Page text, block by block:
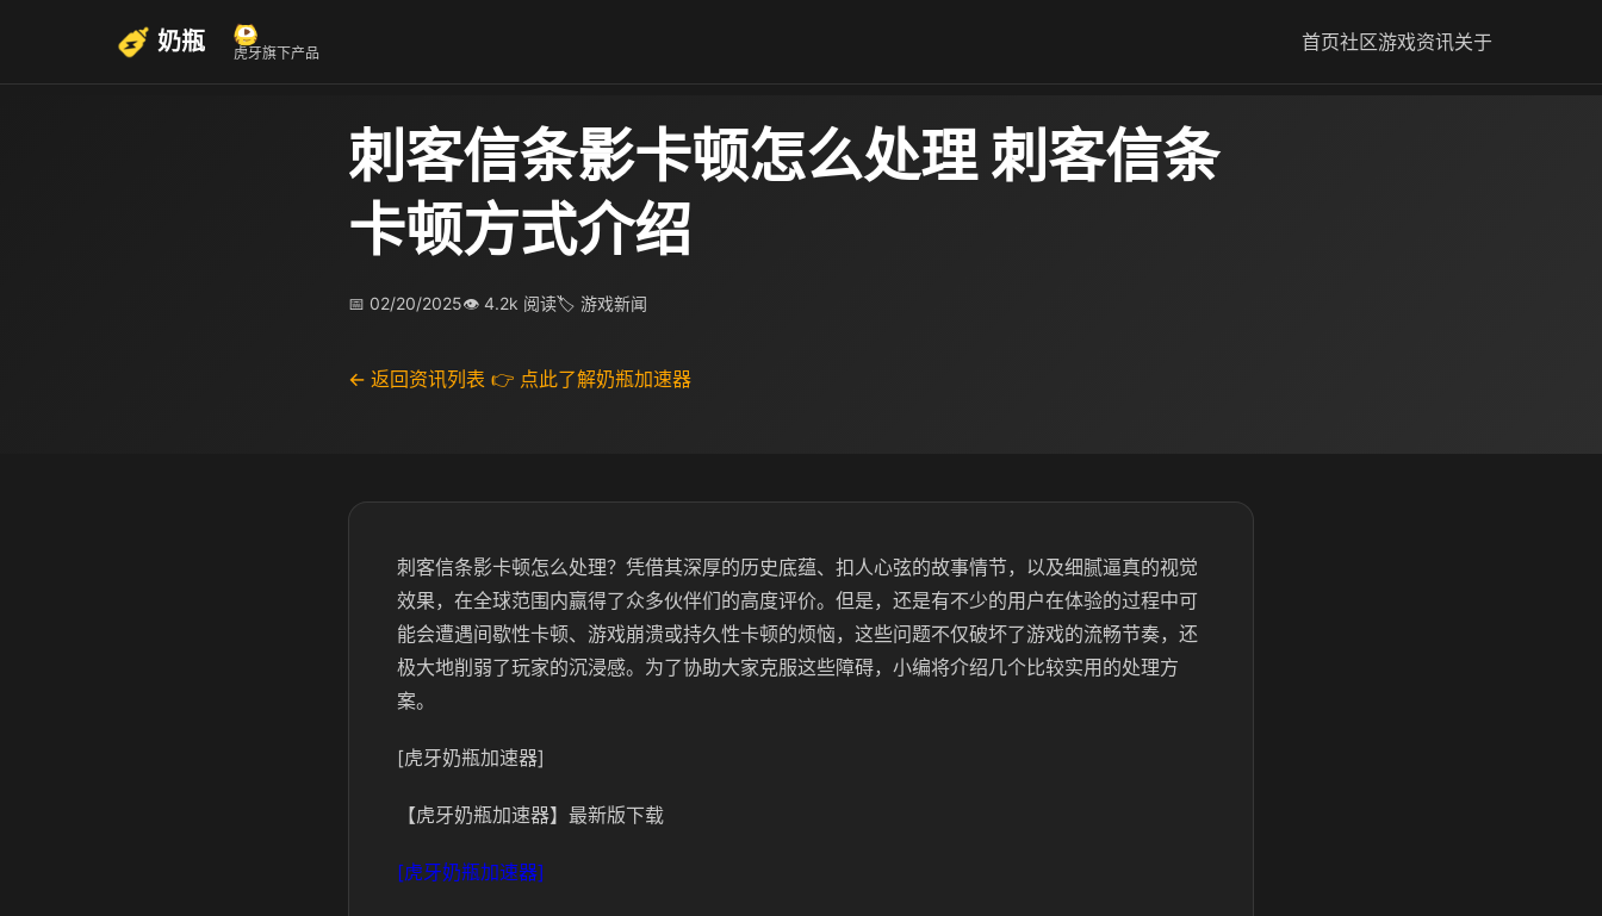
奶瓶 虎牙旗下产品 首页社区游戏资讯关于
刺客信条影卡顿怎么处理 刺客信条
卡顿方式介绍
📅 02/20/2025👁 4.2k 阅读🏷 游戏新闻
← 返回资讯列表 👉 点此了解奶瓶加速器
刺客信条影卡顿怎么处理？凭借其深厚的历史底蕴、扣人心弦的故事情节，以及细腻逼真的视觉
效果，在全球范围内赢得了众多伙伴们的高度评价。但是，还是有不少的用户在体验的过程中可
能会遭遇间歇性卡顿、游戏崩溃或持久性卡顿的烦恼，这些问题不仅破坏了游戏的流畅节奏，还
极大地削弱了玩家的沉浸感。为了协助大家克服这些障碍，小编将介绍几个比较实用的处理方
案。
[虎牙奶瓶加速器]
【虎牙奶瓶加速器】最新版下载
[虎牙奶瓶加速器]